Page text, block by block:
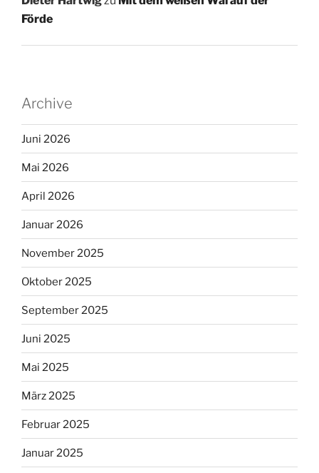
Förde
Archive
Juni 2026
Mai 2026
April 2026
Januar 2026
November 2025
Oktober 2025
September 2025
Juni 2025
Mai 2025
März 2025
Februar 2025
Januar 2025